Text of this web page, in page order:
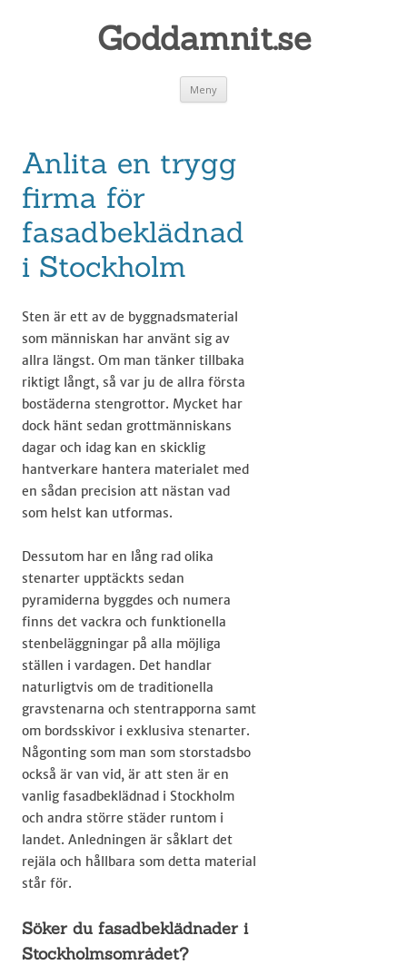
Goddamnit.se
Meny
Anlita en trygg
firma för
fasadbeklädnad
i Stockholm
Sten är ett av de byggnadsmaterial
som människan har använt sig av
allra längst. Om man tänker tillbaka
riktigt långt, så var ju de allra första
bostäderna stengrottor. Mycket har
dock hänt sedan grottmänniskans
dagar och idag kan en skicklig
hantverkare hantera materialet med
en sådan precision att nästan vad
som helst kan utformas.
Dessutom har en lång rad olika
stenarter upptäckts sedan
pyramiderna byggdes och numera
finns det vackra och funktionella
stenbeläggningar på alla möjliga
ställen i vardagen. Det handlar
naturligtvis om de traditionella
gravstenarna och stentrapporna samt
om bordsskivor i exklusiva stenarter.
Någonting som man som storstadsbo
också är van vid, är att sten är en
vanlig fasadbeklädnad i Stockholm
och andra större städer runtom i
landet. Anledningen är såklart det
rejäla och hållbara som detta material
står för.
Söker du fasadbeklädnader i
Stockholmsområdet?